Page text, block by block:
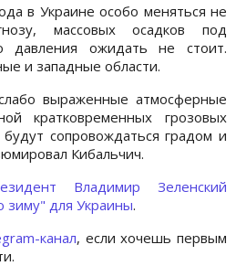
в Украине особо меняться не
массовых осадков под
давления ожидать не стоит.
и западные области.
выраженные атмосферные
кратковременных грозовых
сопровождаться градом и
Кибальчич.
Владимир Зеленский
зиму" для Украины.
канал, если хочешь первым